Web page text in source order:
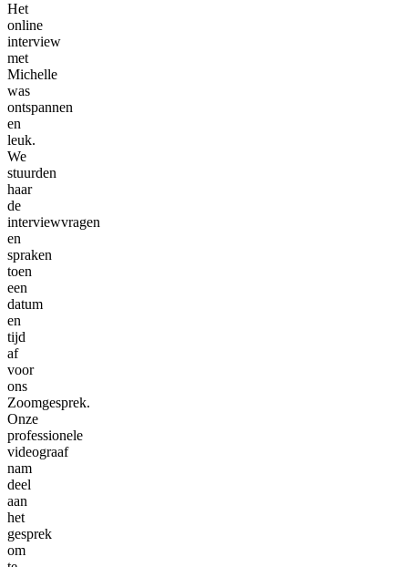
Het
online
interview
met
Michelle
was
ontspannen
en
leuk.
We
stuurden
haar
de
interviewvragen
en
spraken
toen
een
datum
en
tijd
af
voor
ons
Zoomgesprek.
Onze
professionele
videograaf
nam
deel
aan
het
gesprek
om